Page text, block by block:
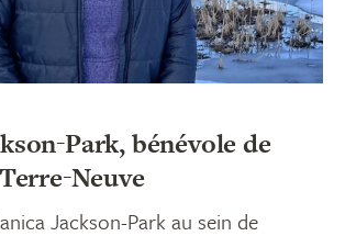
Park, bénévole de
Neuve
Jackson-Park au sein de